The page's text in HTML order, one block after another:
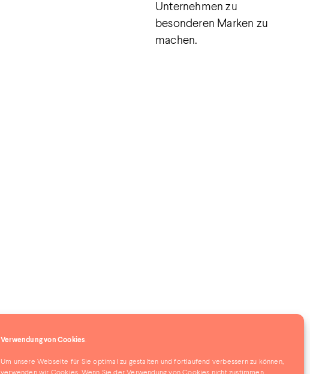
Verwendung von Cookies.
Um unsere Webseite für Sie optimal zu gestalten und fortlaufend verbessern zu können,
Unternehmen zu
besonderen Marken zu
machen.